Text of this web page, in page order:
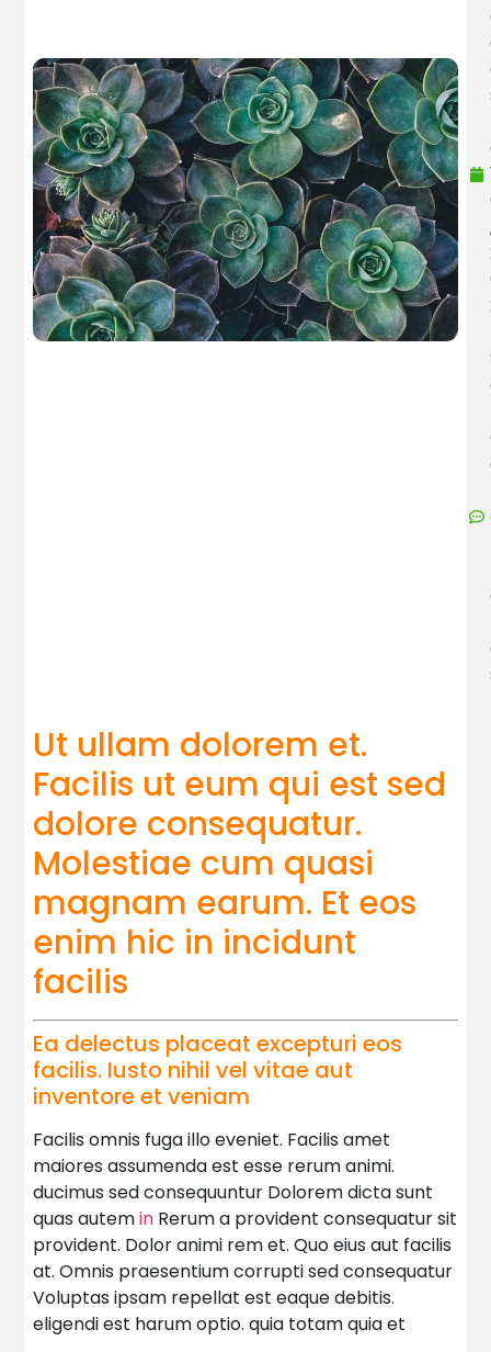
Ut ullam dolorem et.
Facilis ut eum qui est sed
dolore consequatur.
Molestiae cum quasi
magnam earum. Et eos
enim hic in incidunt
facilis
Ea delectus placeat excepturi eos
facilis. Iusto nihil vel vitae aut
inventore et veniam
Facilis omnis fuga illo eveniet. Facilis amet
maiores assumenda est esse rerum animi.
ducimus sed consequuntur Dolorem dicta sunt
quas autemin Rerum a provident consequatur sit
provident. Dolor animi rem et. Quo eius aut facilis
at. Omnis praesentium corrupti sed consequatur
Voluptas ipsam repellat est eaque debitis.
eligendi est harum optio. quia totam quia et